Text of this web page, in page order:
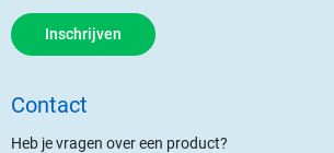
Inschrijven
Contact
Heb je vragen over een product?